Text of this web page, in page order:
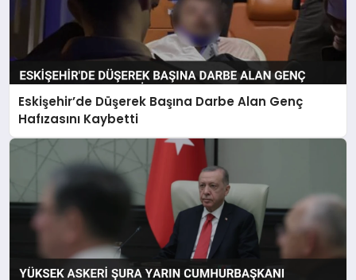
Eskişehir’de Düşerek Başına Darbe Alan Genç
Hafızasını Kaybetti